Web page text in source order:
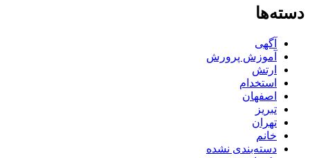
دسته‌ها
آگهی
آموزش پرورش
ارتش
استخدام
اصفهان
تبریز
تهران
خانم
دسته‌بندی نشده